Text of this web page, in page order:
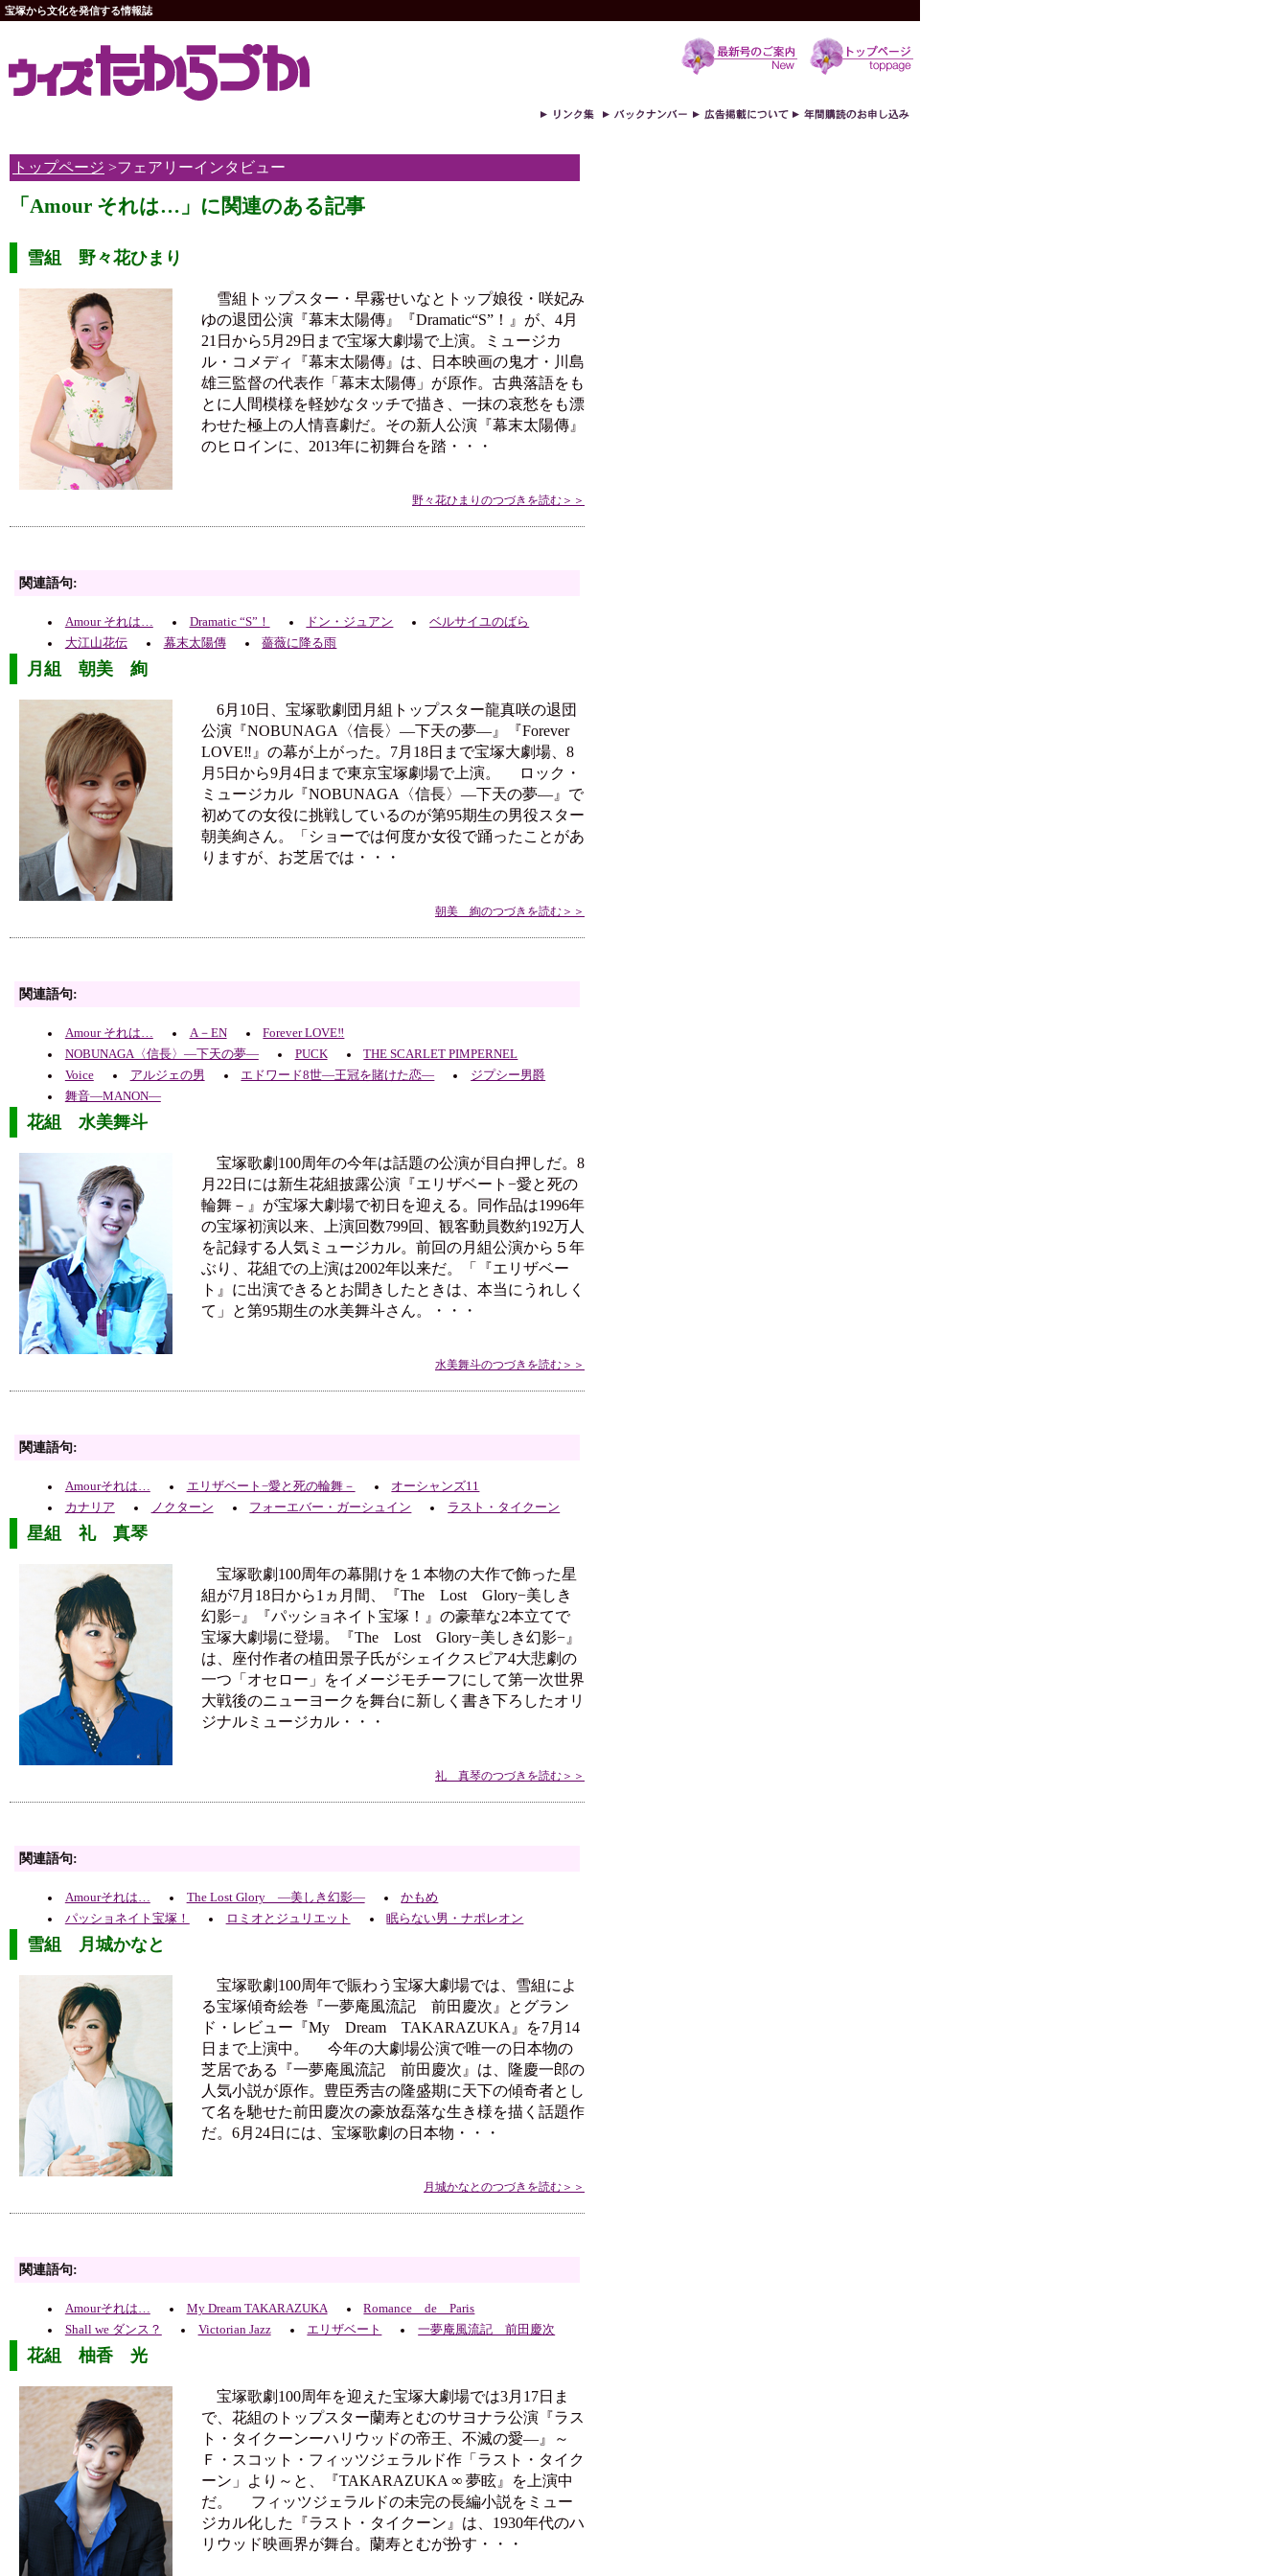
宝塚から文化を発信する情報誌
トップページ >フェアリーインタビュー
「Amour それは…」に関連のある記事
雪組 野々花ひまり
雪組トップスター・早霧せいなとトップ娘役・咲妃み
ゆの退団公演『幕末太陽傳』『Dramatic“S”！』が、4月
21日から5月29日まで宝塚大劇場で上演。ミュージカ
ル・コメディ『幕末太陽傳』は、日本映画の鬼才・川島
雄三監督の代表作「幕末太陽傳」が原作。古典落語をも
とに人間模様を軽妙なタッチで描き、一抹の哀愁をも漂
わせた極上の人情喜劇だ。その新人公演『幕末太陽傳』
のヒロインに、2013年に初舞台を踏・・・
野々花ひまりのつづきを読む＞＞
関連語句:
Amour それは… Dramatic “S”！ ドン・ジュアン
ベルサイユのばら
大江山花伝
幕末太陽傳 薔薇に降る雨
月組 朝美 絢
6月10日、宝塚歌劇団月組トップスター龍真咲の退団
公演『NOBUNAGA〈信長〉―下天の夢―』『Forever
LOVE‼』の幕が上がった。7月18日まで宝塚大劇場、8
月5日から9月4日まで東京宝塚劇場で上演。 ロック・
ミュージカル『NOBUNAGA〈信長〉―下天の夢―』で
初めての女役に挑戦しているのが第95期生の男役スター
朝美絢さん。「ショーでは何度か女役で踊ったことがあ
りますが、お芝居では・・・
朝美 絢のつづきを読む＞＞
関連語句:
Amour それは… A－EN
Forever LOVE‼
NOBUNAGA〈信長〉―下天の夢―
PUCK
THE SCARLET PIMPERNEL
Voice
アルジェの男 エドワード8世―王冠を賭けた恋―
ジプシー男爵
舞音―MANON―
花組 水美舞斗
宝塚歌劇100周年の今年は話題の公演が目白押しだ。8
月22日には新生花組披露公演『エリザベート−愛と死の
輪舞－』が宝塚大劇場で初日を迎える。同作品は1996年
の宝塚初演以来、上演回数799回、観客動員数約192万人
を記録する人気ミュージカル。前回の月組公演から５年
ぶり、花組での上演は2002年以来だ。「『エリザベー
ト』に出演できるとお聞きしたときは、本当にうれしく
て」と第95期生の水美舞斗さん。・・・
水美舞斗のつづきを読む＞＞
関連語句:
Amourそれは… エリザベート−愛と死の輪舞－
オーシャンズ11
カナリア
ノクターン フォーエバー・ガーシュイン ラスト・タイクーン
星組 礼 真琴
宝塚歌劇100周年の幕開けを１本物の大作で飾った星
組が7月18日から1ヵ月間、『The Lost Glory−美しき
幻影−』『パッショネイト宝塚！』の豪華な2本立てで
宝塚大劇場に登場。『The Lost Glory−美しき幻影−』
は、座付作者の植田景子氏がシェイクスピア4大悲劇の
一つ「オセロー」をイメージモチーフにして第一次世界
大戦後のニューヨークを舞台に新しく書き下ろしたオリ
ジナルミュージカル・・・
礼 真琴のつづきを読む＞＞
関連語句:
Amourそれは… The Lost Glory ―美しき幻影―
かもめ
パッショネイト宝塚！
ロミオとジュリエット 眠らない男・ナポレオン
雪組 月城かなと
宝塚歌劇100周年で賑わう宝塚大劇場では、雪組によ
る宝塚傾奇絵巻『一夢庵風流記 前田慶次』とグラン
ド・レビュー『My Dream TAKARAZUKA』を7月14
日まで上演中。 今年の大劇場公演で唯一の日本物の
芝居である『一夢庵風流記 前田慶次』は、隆慶一郎の
人気小説が原作。豊臣秀吉の隆盛期に天下の傾奇者とし
て名を馳せた前田慶次の豪放磊落な生き様を描く話題作
だ。6月24日には、宝塚歌劇の日本物・・・
月城かなとのつづきを読む＞＞
関連語句:
Amourそれは… My Dream TAKARAZUKA
Romance de Paris
Shall we ダンス？
Victorian Jazz エリザベート 一夢庵風流記 前田慶次
花組 柚香 光
宝塚歌劇100周年を迎えた宝塚大劇場では3月17日ま
で、花組のトップスター蘭寿とむのサヨナラ公演『ラス
ト・タイクーンーハリウッドの帝王、不滅の愛―』～
Ｆ・スコット・フィッツジェラルド作「ラスト・タイク
ーン」より～と、『TAKARAZUKA ∞ 夢眩』を上演中
だ。 フィッツジェラルドの未完の長編小説をミュー
ジカル化した『ラスト・タイクーン』は、1930年代のハ
リウッド映画界が舞台。蘭寿とむが扮す・・・